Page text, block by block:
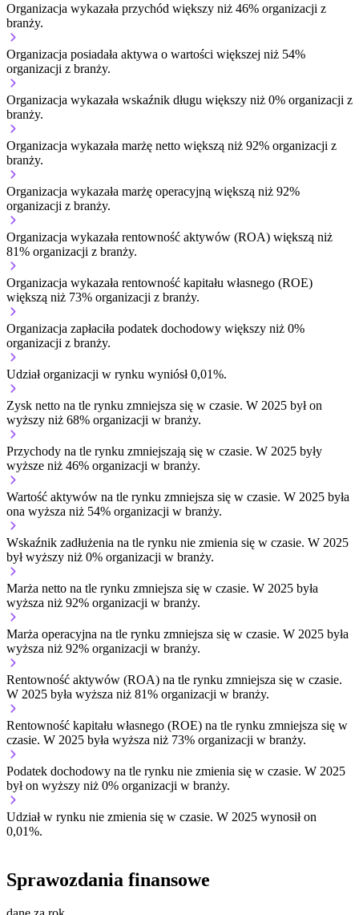
Organizacja wykazała przychód większy niż 46% organizacji z
branży.
Organizacja posiadała aktywa o wartości większej niż 54%
organizacji z branży.
Organizacja wykazała wskaźnik długu większy niż 0% organizacji z
branży.
Organizacja wykazała marżę netto większą niż 92% organizacji z
branży.
Organizacja wykazała marżę operacyjną większą niż 92%
organizacji z branży.
Organizacja wykazała rentowność aktywów (ROA) większą niż
81% organizacji z branży.
Organizacja wykazała rentowność kapitału własnego (ROE)
większą niż 73% organizacji z branży.
Organizacja zapłaciła podatek dochodowy większy niż 0%
organizacji z branży.
Udział organizacji w rynku wyniósł 0,01%.
Zysk netto na tle rynku zmniejsza się w czasie. W 2025 był on
wyższy niż 68% organizacji w branży.
Przychody na tle rynku zmniejszają się w czasie. W 2025 były
wyższe niż 46% organizacji w branży.
Wartość aktywów na tle rynku zmniejsza się w czasie. W 2025 była
ona wyższa niż 54% organizacji w branży.
Wskaźnik zadłużenia na tle rynku nie zmienia się w czasie. W 2025
był wyższy niż 0% organizacji w branży.
Marża netto na tle rynku zmniejsza się w czasie. W 2025 była
wyższa niż 92% organizacji w branży.
Marża operacyjna na tle rynku zmniejsza się w czasie. W 2025 była
wyższa niż 92% organizacji w branży.
Rentowność aktywów (ROA) na tle rynku zmniejsza się w czasie.
W 2025 była wyższa niż 81% organizacji w branży.
Rentowność kapitału własnego (ROE) na tle rynku zmniejsza się w
czasie. W 2025 była wyższa niż 73% organizacji w branży.
Podatek dochodowy na tle rynku nie zmienia się w czasie. W 2025
był on wyższy niż 0% organizacji w branży.
Udział w rynku nie zmienia się w czasie. W 2025 wynosił on
0,01%.
Sprawozdania finansowe